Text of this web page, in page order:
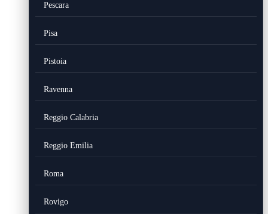
Pescara
Pisa
Pistoia
Ravenna
Reggio Calabria
Reggio Emilia
Roma
Rovigo